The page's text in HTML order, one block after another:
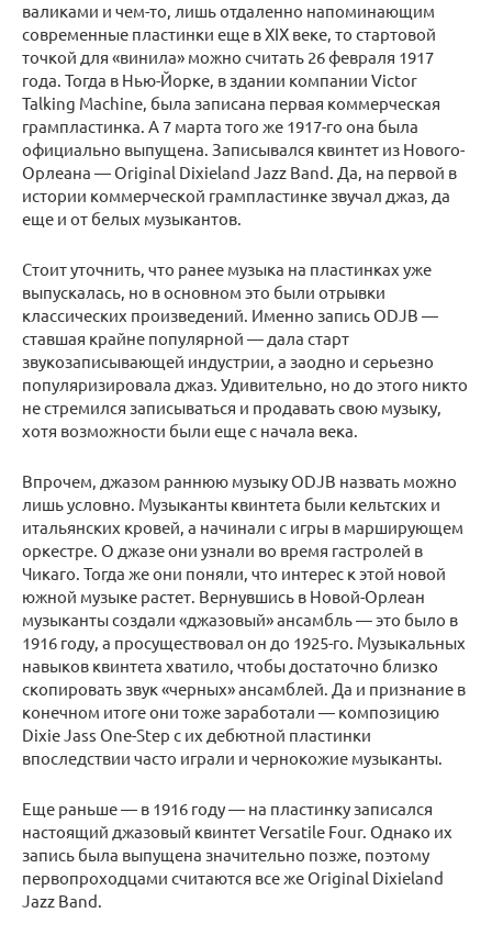
валиками и чем-то, лишь отдаленно напоминающим
современные пластинки еще в XIX веке, то стартовой
точкой для «винила» можно считать 26 февраля 1917
года. Тогда в Нью-Йорке, в здании компании Victor
Talking Machine, была записана первая коммерческая
грампластинка. А 7 марта того же 1917-го она была
официально выпущена. Записывался квинтет из Нового-
Орлеана — Original Dixieland Jazz Band. Да, на первой в
истории коммерческой грампластинке звучал джаз, да
еще и от белых музыкантов.
Стоит уточнить, что ранее музыка на пластинках уже
выпускалась, но в основном это были отрывки
классических произведений. Именно запись ODJB —
ставшая крайне популярной — дала старт
звукозаписывающей индустрии, а заодно и серьезно
популяризировала джаз. Удивительно, но до этого никто
не стремился записываться и продавать свою музыку,
хотя возможности были еще с начала века.
Впрочем, джазом раннюю музыку ODJB назвать можно
лишь условно. Музыканты квинтета были кельтских и
итальянских кровей, а начинали с игры в марширующем
оркестре. О джазе они узнали во время гастролей в
Чикаго. Тогда же они поняли, что интерес к этой новой
южной музыке растет. Вернувшись в Новой-Орлеан
музыканты создали «джазовый» ансамбль — это было в
1916 году, а просуществовал он до 1925-го. Музыкальных
навыков квинтета хватило, чтобы достаточно близко
скопировать звук «черных» ансамблей. Да и признание в
конечном итоге они тоже заработали — композицию
Dixie Jass One-Step с их дебютной пластинки
впоследствии часто играли и чернокожие музыканты.
Еще раньше — в 1916 году — на пластинку записался
настоящий джазовый квинтет Versatile Four. Однако их
запись была выпущена значительно позже, поэтому
первопроходцами считаются все же Original Dixieland
Jazz Band.